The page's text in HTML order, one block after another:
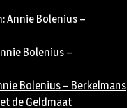
Annie Bolenius –
Bolenius –
Bolenius – Berkelmans
de Geldmaat